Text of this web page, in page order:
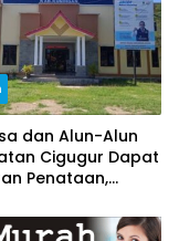
dan Alun-Alun
Cigugur Dapat
Penataan,
Lebih Terang